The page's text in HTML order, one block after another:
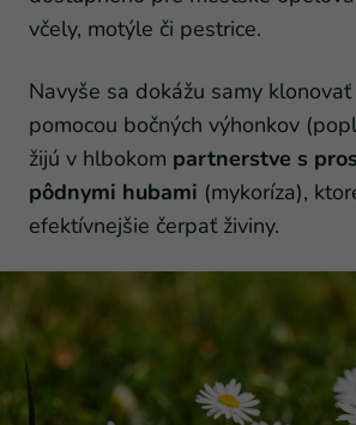
včely, motýle či pestrice.
Navyše sa dokážu samy
pomocou bočných výhonkov
žijú v hlbokom partnerstve s
pôdnymi hubami (mykoríza),
efektívnejšie čerpať živiny.